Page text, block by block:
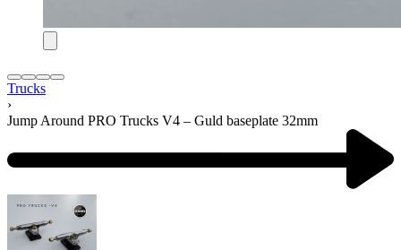
Trucks
›
Jump Around PRO Trucks V4 – Guld baseplate 32mm
navigation
Previous
product: